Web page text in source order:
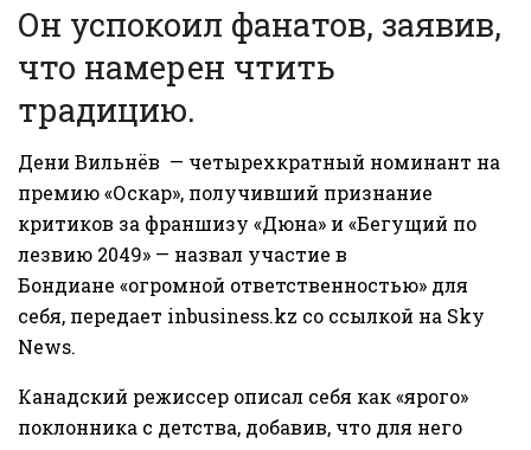
Он успокоил фанатов, заявив,
что намерен чтить
традицию.
Дени Вильнёв — четырехкратный номинант на
премию «Оскар», получивший признание
критиков за франшизу «Дюна» и «Бегущий по
лезвию 2049» — назвал участие в
Бондиане «огромной ответственностью» для
себя, передает inbusiness.kz со ссылкой на Sky
News.
Канадский режиссер описал себя как «ярого»
поклонника с детства, добавив, что для него